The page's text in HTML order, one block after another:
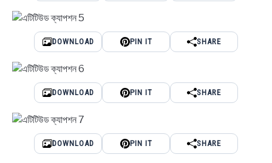
DOWNLOAD PIN IT SHARE
DOWNLOAD PIN IT SHARE
DOWNLOAD PIN IT SHARE